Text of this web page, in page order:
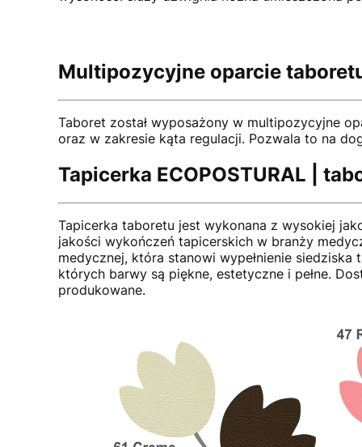
Multipozycyjne oparcie
Taboret został wyposażony w multipozycyjne
oraz w zakresie kąta regulacji. Pozwala to na
Tapicerka ECOPOSTURAL |
Tapicerka taboretu jest wykonana z wysokiej
jakości wykończeń tapicerskich w branży
medycznej, która stanowi wypełnienie
których barwy są piękne, estetyczne i pełne.
produkowane.